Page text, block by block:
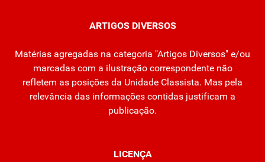
ARTIGOS DIVERSOS
Matérias agregadas na categoria "Artigos Diversos" e/ou
marcadas com a ilustração correspondente não
refletem as posições da Unidade Classista. Mas pela
relevância das informações contidas justificam a
publicação.
LICENÇA